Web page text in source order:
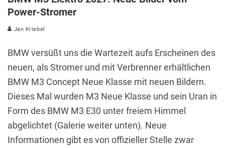
Power-Stromer
Jan Kriebel
BMW versüßt uns die Wartezeit aufs Erscheinen des
neuen, als Stromer und mit Verbrenner erhältlichen
BMW M3 Concept Neue Klasse mit neuen Bildern.
Dieses Mal wurden M3 Neue Klasse und sein Uran in
Form des BMW M3 E30 unter freiem Himmel
abgelichtet (Galerie weiter unten). Neue
Informationen gibt es von offizieller Stelle zwar